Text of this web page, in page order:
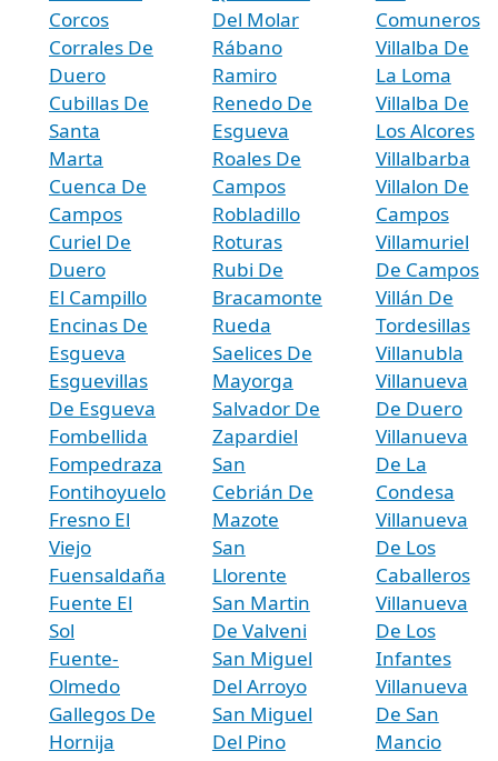
Corcos
Corrales De
Duero
Cubillas De
Santa
Marta
Cuenca De
Campos
Curiel De
Duero
El Campillo
Encinas De
Esgueva
Esguevillas
De Esgueva
Fombellida
Fompedraza
Fontihoyuelo
Fresno El
Viejo
Fuensaldaña
Fuente El
Sol
Fuente-
Olmedo
Gallegos De
Hornija
Del Molar
Rábano
Ramiro
Renedo De
Esgueva
Roales De
Campos
Robladillo
Roturas
Rubi De
Bracamonte
Rueda
Saelices De
Mayorga
Salvador De
Zapardiel
San
Cebrián De
Mazote
San
Llorente
San Martin
De Valveni
San Miguel
Del Arroyo
San Miguel
Del Pino
Comuneros
Villalba De
La Loma
Villalba De
Los Alcores
Villalbarba
Villalon De
Campos
Villamuriel
De Campos
Villán De
Tordesillas
Villanubla
Villanueva
De Duero
Villanueva
De La
Condesa
Villanueva
De Los
Caballeros
Villanueva
De Los
Infantes
Villanueva
De San
Mancio